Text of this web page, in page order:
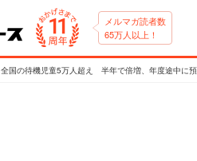
メルマガ読者数
65万人以上！
全国の待機児童5万人超え 半年で倍増、年度途中に